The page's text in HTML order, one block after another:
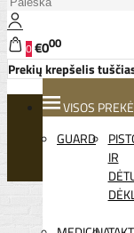
0€000
Prekių krepšelis
VISOS
GUARD
IR